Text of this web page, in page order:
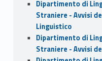
Dipartimento di
Straniere - Avvisi
Linguistico
Dipartimento di
Straniere - Avvisi